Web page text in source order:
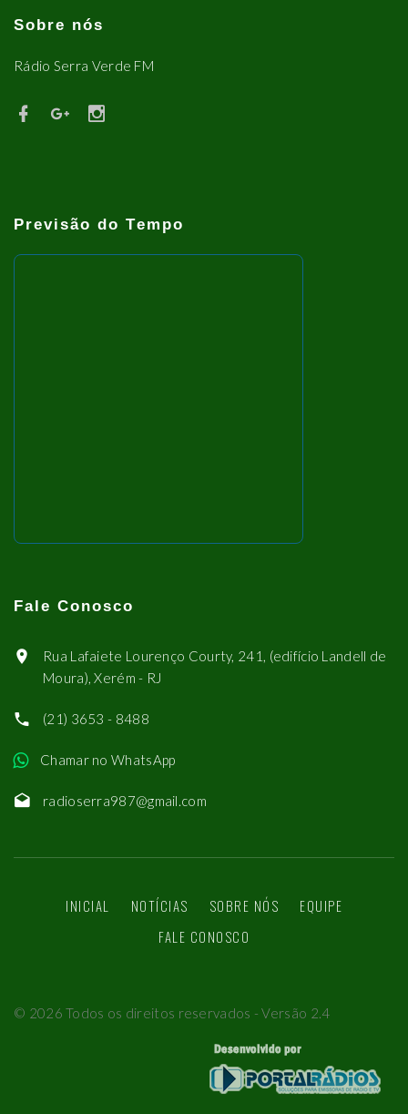
Sobre nós
Rádio Serra Verde FM
Previsão do Tempo
Fale Conosco
Rua Lafaiete Lourenço Courty, 241, (edifício Landell de
Moura), Xerém - RJ
(21) 3653 - 8488
Chamar no WhatsApp
radioserra987@gmail.com
INICIAL NOTÍCIAS SOBRE NÓS
EQUIPE
FALE CONOSCO
© 2026 Todos os direitos reservados - Versão 2.4